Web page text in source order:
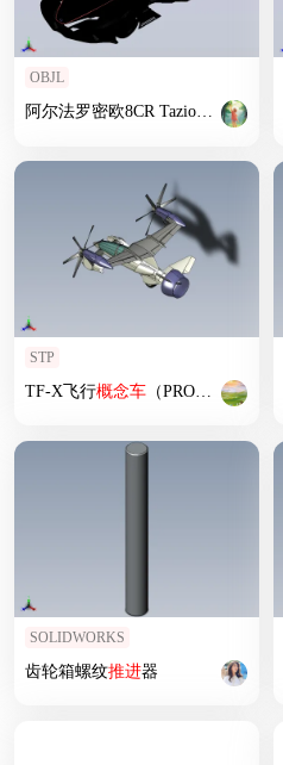
OBJL
阿尔法罗密欧8CR Tazio
概念车
STP
TF-X飞行概念车（PROE设计）
SOLIDWORKS
齿轮箱螺纹推进器